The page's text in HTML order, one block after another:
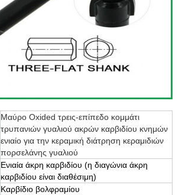
Μαύρο Oxided τρεις-επίπεδο κομμάτι
τρυπανιών γυαλιού ακρών καρβιδίου κνημών
ενιαίο για την κεραμική διάτρηση κεραμιδιών
πορσελάνης γυαλιού
Ενιαία άκρη καρβιδίου (η διαγώνια άκρη
καρβιδίου είναι διαθέσιμη)
Καρβίδιο βολφραμίου